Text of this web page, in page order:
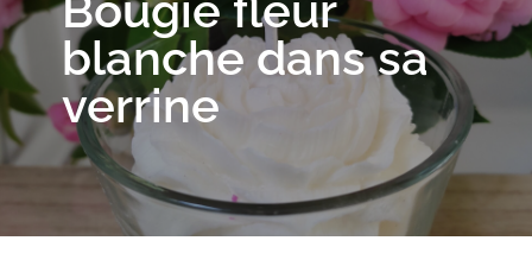
blanche dans sa
verrine